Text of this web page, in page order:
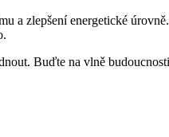
a zlepšení energetické
Buďte na vlně